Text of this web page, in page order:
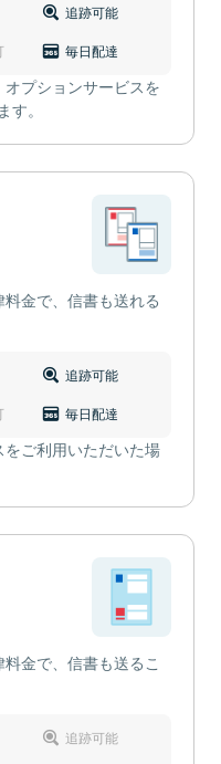
追跡可能
毎日配達
オプションサービスを
。
金で、信書も送れる
追跡可能
毎日配達
をご利用いただいた場
金で、信書も送るこ
追跡可能